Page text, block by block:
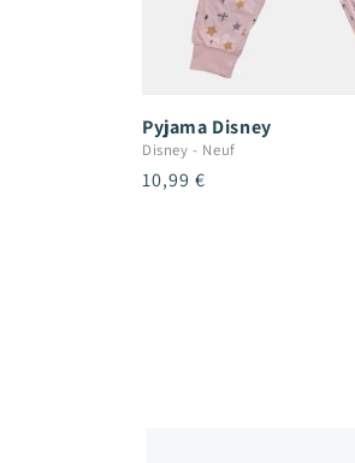
Pyjama Disney
Disney - Neuf
Prix
10,99 €